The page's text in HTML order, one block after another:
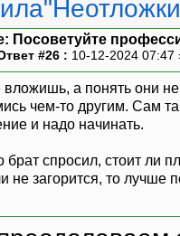
Посоветуйте
#26 : 10-12-2024
а понять они
чем-то другим. Сам
и надо начинать.
брат спросил, стоит ли
не загорится, то